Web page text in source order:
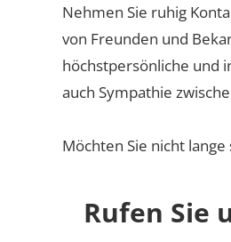
Nehmen Sie ruhig
von Freunden und
höchstpersönliche und
auch Sympathie
Möchten Sie nicht
Rufen Sie